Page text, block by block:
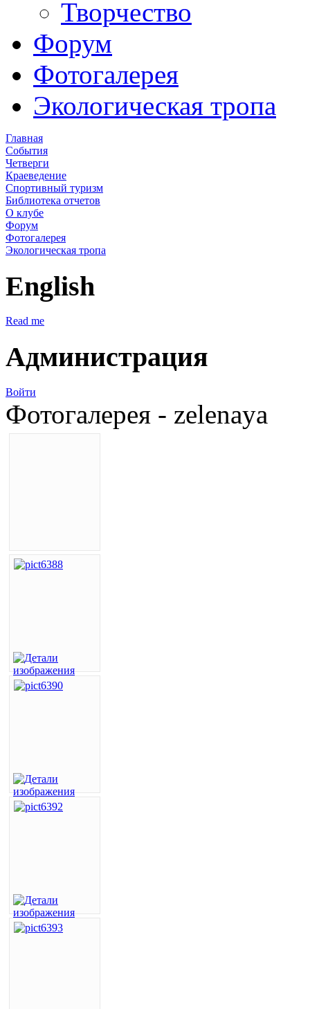
Творчество
Форум
Фотогалерея
Экологическая тропа
Главная
События
Четверги
Краеведение
Спортивный туризм
Библиотека отчетов
О клубе
Форум
Фотогалерея
Экологическая тропа
English
Read me
Администрация
Войти
Фотогалерея - zelenaya